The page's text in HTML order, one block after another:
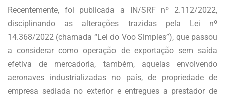
Recentemente, foi publicada a IN/SRF nº 2.112/2022,
disciplinando as alterações trazidas pela Lei nº
14.368/2022 (chamada “Lei do Voo Simples”), que passou
a considerar como operação de exportação sem saída
efetiva de mercadoria, também, aquelas envolvendo
aeronaves industrializadas no país, de propriedade de
empresa sediada no exterior e entregues a prestador de